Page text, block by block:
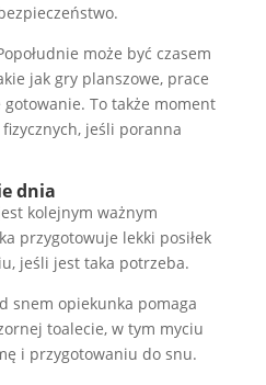
może być czasem
jak gry planszowe, prace
To także moment
jeśli poranna
dnia
kolejnym ważnym
przygotowuje lekki posiłek
jeśli jest taka potrzeba.
snem opiekunka pomaga
toalecie, w tym myciu
i przygotowaniu do snu.